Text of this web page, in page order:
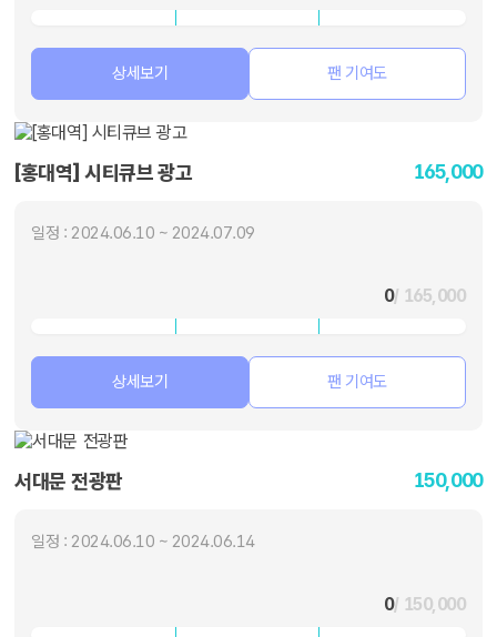
상세보기 팬 기여도
[홍대역] 시티큐브 광고 165,000
일정 : 2024.06.10 ~ 2024.07.09
0/ 165,000
상세보기 팬 기여도
서대문 전광판 150,000
일정 : 2024.06.10 ~ 2024.06.14
0/ 150,000